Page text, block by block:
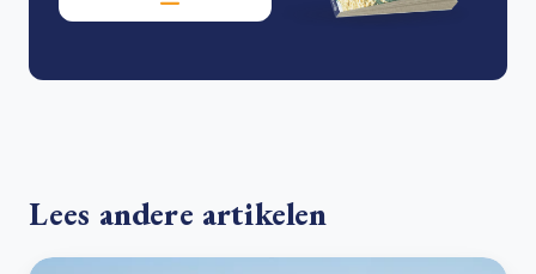
Lees andere artikelen